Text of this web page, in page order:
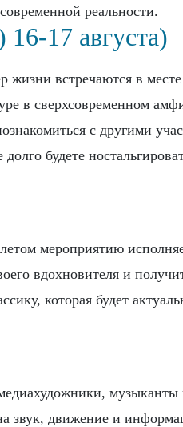
реальности.
17 августа)
жизни встречаются в
в сверхсовременном
с другими
будете
мероприятию
вдохновителя и
которая будет
звук, движение и